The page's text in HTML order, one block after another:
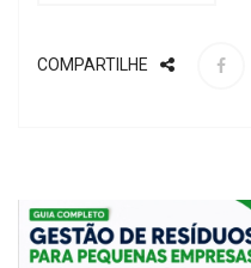
COMPARTILHE